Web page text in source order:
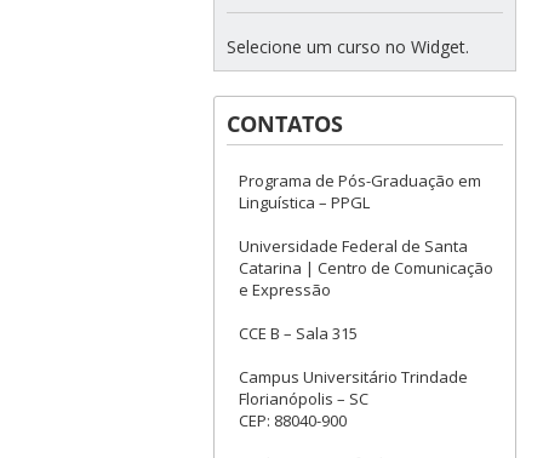
Selecione um curso no Widget.
CONTATOS
Programa de Pós-Graduação em
Linguística – PPGL
Universidade Federal de Santa
Catarina | Centro de Comunicação
e Expressão
CCE B – Sala 315
Campus Universitário Trindade
Florianópolis – SC
CEP: 88040-900